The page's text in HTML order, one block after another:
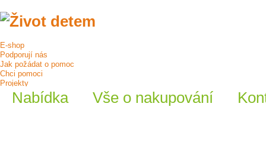
E-shop
Podporují nás
Jak požádat o pomoc
Chci pomoci
Projekty
O násNabídka Vše o nakupování